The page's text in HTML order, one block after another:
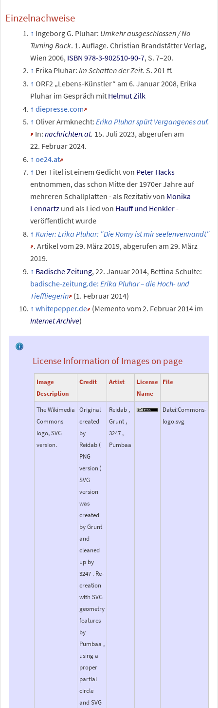
Einzelnachweise
Ingeborg G. Pluhar: Umkehr ausgeschlossen / No
Turning Back. 1. Auflage. Christian Brandstätter Verlag,
Wien 2006, ISBN 978-3-902510-90-7, S. 7–20.
Erika Pluhar:Im Schatten der Zeit. S. 201 ff.
ORF2 „Lebens-Künstler“ am 6. Januar 2008, Erika
Pluhar im Gespräch mit Helmut Zilk
diepresse.com
Oliver Armknecht: Erika Pluhar spürt Vergangenes auf.
In: nachrichten.at. 15. Juli 2023, abgerufen am
22. Februar 2024.
oe24.at
Der Titel ist einem Gedicht von Peter Hacks
entnommen, das schon Mitte der 1970er Jahre auf
mehreren Schallplatten - als Rezitativ von Monika
Lennartz und als Lied von Hauff und Henkler-
veröffentlicht wurde
Kurier: Erika Pluhar: "Die Romy ist mir seelenverwandt"
. Artikel vom 29. März 2019, abgerufen am 29. März
2019.
Badische Zeitung, 22. Januar 2014, Bettina Schulte:
badische-zeitung.de:Erika Pluhar – die Hoch- und
Tieffliegerin (1. Februar 2014)
whitepepper.de (Memento vom 2. Februar 2014 im
Internet Archive)
License Information of Images on page
Image
Description
Credit Artist
License
Name
File
The Wikimedia
Commons
logo, SVG
version.
Original
created
by
Reidab (
PNG
version )
SVG
version
was
created
by Grunt
and
cleaned
up by
3247 . Re-
creation
with SVG
geometry
features
by
Pumbaa ,
using a
proper
partial
circle
and SVG
Reidab ,
Grunt ,
3247 ,
Pumbaa
Datei:Commons-
logo.svg